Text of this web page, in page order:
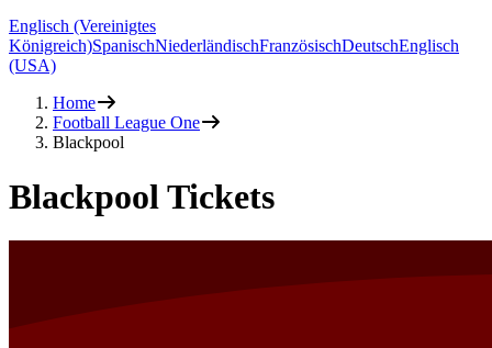
Englisch (Vereinigtes
Königreich)SpanischNiederländischFranzösischDeutschEnglisch
(USA)
Home
Football League One
Blackpool
Blackpool Tickets